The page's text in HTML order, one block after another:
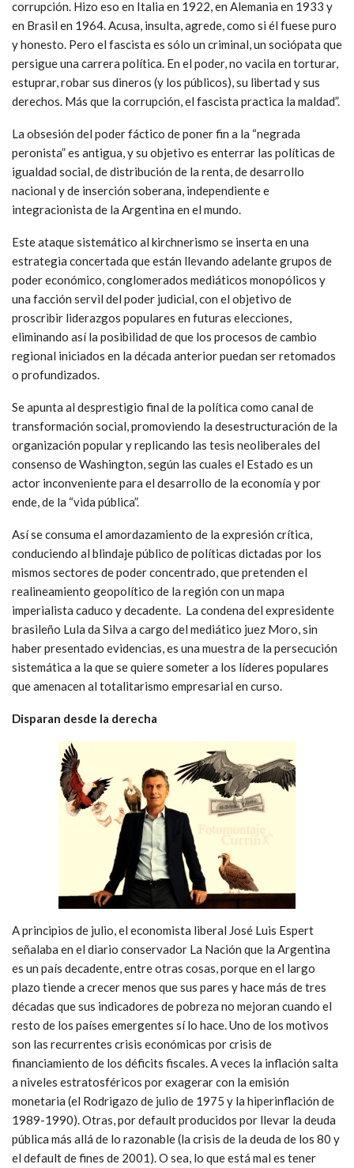
corrupción. Hizo eso en Italia en 1922, en Alemania en 1933 y
en Brasil en 1964. Acusa, insulta, agrede, como si él fuese puro
y honesto. Pero el fascista es sólo un criminal, un sociópata que
persigue una carrera política. En el poder, no vacila en torturar,
estuprar, robar sus dineros (y los públicos), su libertad y sus
derechos. Más que la corrupción, el fascista practica la maldad”.
La obsesión del poder fáctico de poner fin a la “negrada
peronista” es antigua, y su objetivo es enterrar las políticas de
igualdad social, de distribución de la renta, de desarrollo
nacional y de inserción soberana, independiente e
integracionista de la Argentina en el mundo.
Este ataque sistemático al kirchnerismo se inserta en una
estrategia concertada que están llevando adelante grupos de
poder económico, conglomerados mediáticos monopólicos y
una facción servil del poder judicial, con el objetivo de
proscribir liderazgos populares en futuras elecciones,
eliminando así la posibilidad de que los procesos de cambio
regional iniciados en la década anterior puedan ser retomados
o profundizados.
Se apunta al desprestigio final de la política como canal de
transformación social, promoviendo la desestructuración de la
organización popular y replicando las tesis neoliberales del
consenso de Washington, según las cuales el Estado es un
actor inconveniente para el desarrollo de la economía y por
ende, de la “vida pública”.
Así se consuma el amordazamiento de la expresión crítica,
conduciendo al blindaje público de políticas dictadas por los
mismos sectores de poder concentrado, que pretenden el
realineamiento geopolítico de la región con un mapa
imperialista caduco y decadente. La condena del expresidente
brasileño Lula da Silva a cargo del mediático juez Moro, sin
haber presentado evidencias, es una muestra de la persecución
sistemática a la que se quiere someter a los líderes populares
que amenacen al totalitarismo empresarial en curso.
Disparan desde la derecha
A principios de julio, el economista liberal José Luis Espert
señalaba en el diario conservador La Nación que la Argentina
es un país decadente, entre otras cosas, porque en el largo
plazo tiende a crecer menos que sus pares y hace más de tres
décadas que sus indicadores de pobreza no mejoran cuando el
resto de los países emergentes sí lo hace. Uno de los motivos
son las recurrentes crisis económicas por crisis de
financiamiento de los déficits fiscales. A veces la inflación salta
a niveles estratosféricos por exagerar con la emisión
monetaria (el Rodrigazo de julio de 1975 y la hiperinflación de
1989-1990). Otras, por default producidos por llevar la deuda
pública más allá de lo razonable (la crisis de la deuda de los 80 y
el default de fines de 2001). O sea, lo que está mal es tener